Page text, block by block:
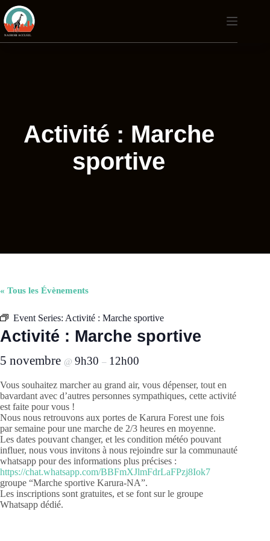
Passer
au
contenu
Activité : Marche
sportive
« Tous les Évènements
Event Series: Activité : Marche sportive
Activité : Marche sportive
5 novembre @ 9h30 – 12h00
Vous souhaitez marcher au grand air, vous dépenser, tout en
bavardant avec d’autres personnes sympathiques, cette activité
est faite pour vous !
Nous nous retrouvons aux portes de Karura Forest une fois
par semaine pour une marche de 2/3 heures en moyenne.
Les dates pouvant changer, et les condition météo pouvant
influer, nous vous invitons à nous rejoindre sur la communauté
whatsapp pour des informations plus précises :
https://chat.whatsapp.com/BBFmXJlmFdrLaFPzj8Iok7
groupe “Marche sportive Karura-NA”.
Les inscriptions sont gratuites, et se font sur le groupe
Whatsapp dédié.